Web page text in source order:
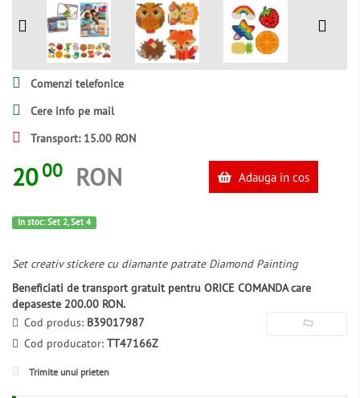
Comenzi telefonice
Cere info pe mail
Transport: 15.00 RON
20 00 RON Adauga in cos
In stoc: Set 2, Set 4
Set creativ stickere cu diamante patrate Diamond Painting
Beneficiati de transport gratuit pentru ORICE COMANDA care
depaseste 200.00 RON.
Cod produs: B39017987
Cod producator: TT47166Z
Trimite unui prieten